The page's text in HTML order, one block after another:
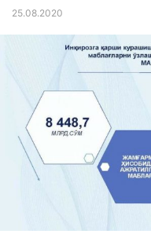
25.08.2020